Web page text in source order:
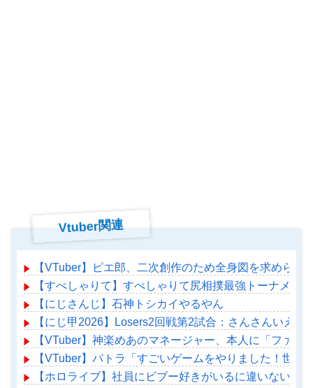
Vtuber関連
【VTuber】ピエ郎、二次創作のため全身図を求めら
【すぺしゃりて】すぺしゃりて尻相撲最強トーナメン
【にじさんじ】石神トシカイやるやん
【にじ甲2026】Losers2回戦第2試合：さんさんいえ
【VTuber】神楽めあのマネージャー、本人に「ファ
【VTuber】パトラ「すごいゲームをやりました！世
【ホロライブ】社員にビブー好きがいるに違いない（